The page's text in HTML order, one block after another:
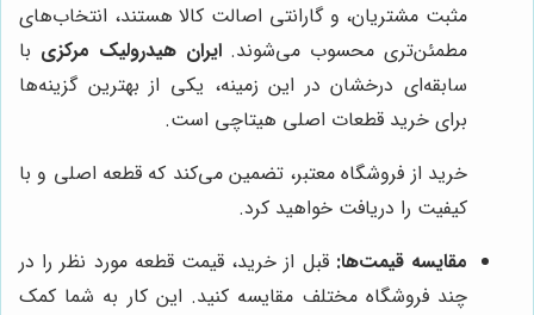
مثبت مشتریان، و گارانتی اصالت کالا هستند، انتخاب‌های
مطمئن‌تری محسوب می‌شوند.ایران هیدرولیک مرکزی با
سابقه‌ای درخشان در این زمینه، یکی از بهترین گزینه‌ها
برای خرید قطعات اصلی هیتاچی است.
خرید از فروشگاه معتبر، تضمین می‌کند که قطعه اصلی و با
کیفیت را دریافت خواهید کرد.
مقایسه قیمت‌ها: قبل از خرید، قیمت قطعه مورد نظر را در
چند فروشگاه مختلف مقایسه کنید. این کار به شما کمک